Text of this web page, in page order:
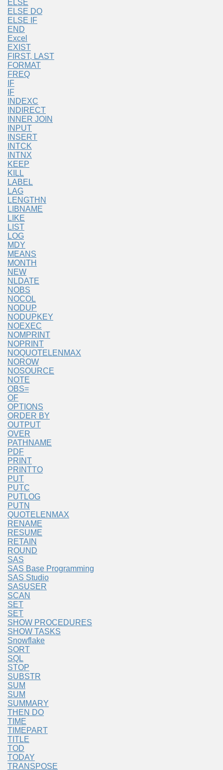
ELSE
ELSE DO
ELSE IF
END
Excel
EXIST
FIRST, LAST
FORMAT
FREQ
IF
IF
INDEXC
INDIRECT
INNER JOIN
INPUT
INSERT
INTCK
INTNX
KEEP
KILL
LABEL
LAG
LENGTHN
LIBNAME
LIKE
LIST
LOG
MDY
MEANS
MONTH
NEW
NLDATE
NOBS
NOCOL
NODUP
NODUPKEY
NOEXEC
NOMPRINT
NOPRINT
NOQUOTELENMAX
NOROW
NOSOURCE
NOTE
OBS=
OF
OPTIONS
ORDER BY
OUTPUT
OVER
PATHNAME
PDF
PRINT
PRINTTO
PUT
PUTC
PUTLOG
PUTN
QUOTELENMAX
RENAME
RESUME
RETAIN
ROUND
SAS
SAS Base Programming
SAS Studio
SASUSER
SCAN
SET
SET
SHOW PROCEDURES
SHOW TASKS
Snowflake
SORT
SQL
STOP
SUBSTR
SUM
SUM
SUMMARY
THEN DO
TIME
TIMEPART
TITLE
TOD
TODAY
TRANSPOSE